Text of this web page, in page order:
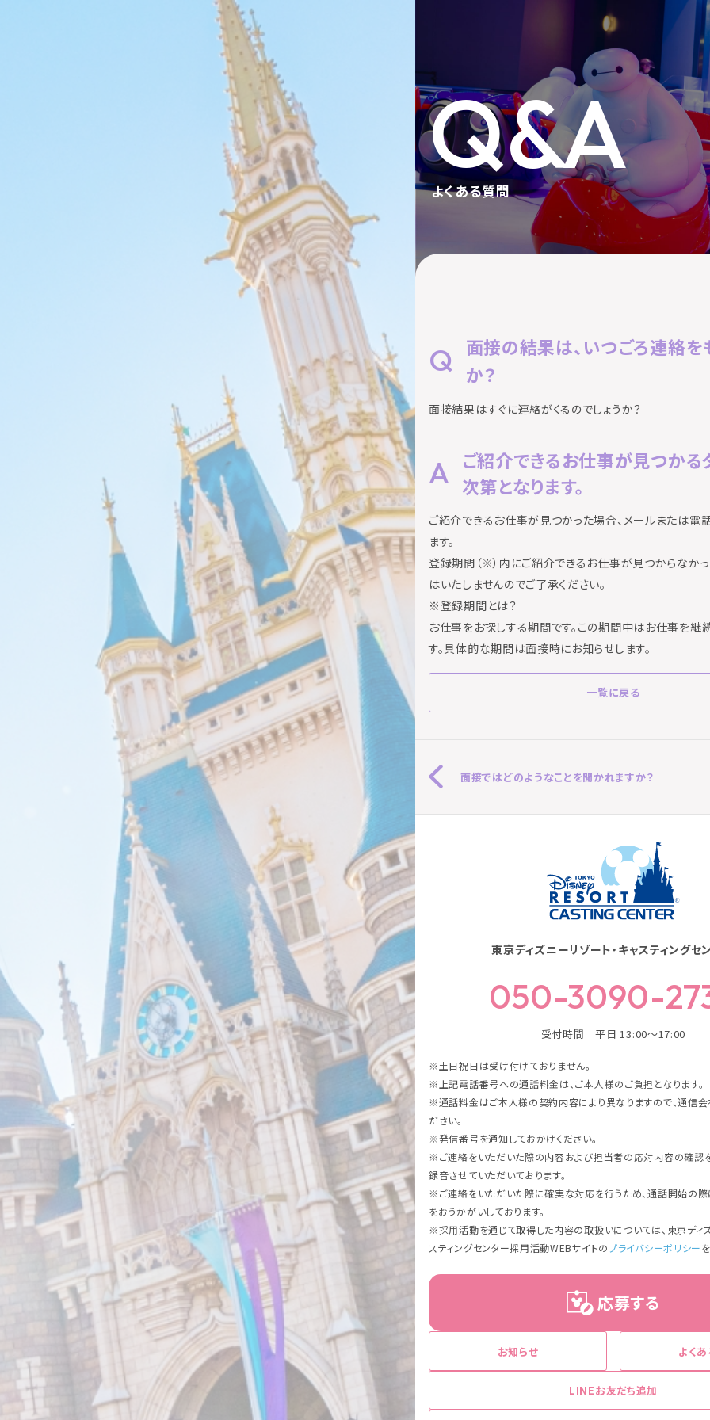
Q&A
よくある質問
面接の結果は、いつごろ連絡を
か？
面接結果はすぐに連絡がくるのでしょうか？
ご紹介できるお仕事が見つかる
次第となります。
ご紹介できるお仕事が見つかった場合、メールまたは電
ます。
登録期間（※）内にご紹介できるお仕事が見つからなか
はいたしませんのでご了承ください。
※登録期間とは？
お仕事をお探しする期間です。この期間中はお仕事を継
す。具体的な期間は面接時にお知らせします。
一覧に戻る
面接ではどのようなことを聞かれますか？
東京ディズニーリゾート・キャスティングセ
050-3090-
受付時間 平日 13:00～17:00
※土日祝日は受け付けておりません。
※上記電話番号への通話料金は、ご本人様のご負担となります。
※通話料金はご本人様の契約内容により異なりますので、通信
ださい。
※発信番号を通知しておかけください。
※ご連絡をいただいた際の内容および担当者の応対内容の確認
録音させていただいております。
※ご連絡をいただいた際に確実な対応を行うため、通話開始の
をおうかがいしております。
※採用活動を通じて取得した内容の取扱いについては、東京ディズ
スティングセンター採用活動WEBサイトのプライバシーポリシー
応募する
お知らせ よく
LINEお友だち追加